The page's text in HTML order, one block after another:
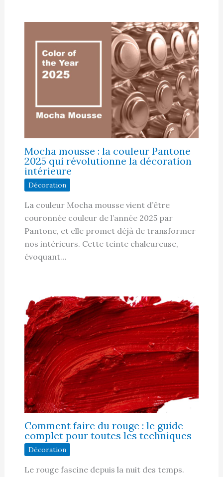
Mocha mousse : la couleur Pantone
2025 qui révolutionne la décoration
intérieure
Décoration
La couleur Mocha mousse vient d’être
couronnée couleur de l’année 2025 par
Pantone, et elle promet déjà de transformer
nos intérieurs. Cette teinte chaleureuse,
évoquant…
Comment faire du rouge : le guide
complet pour toutes les techniques
Décoration
Le rouge fascine depuis la nuit des temps.